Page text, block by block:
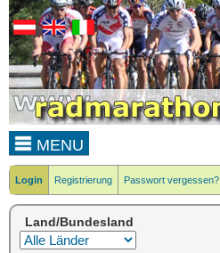
MENU
Login Registrierung Passwort vergessen?
Land/Bundesland